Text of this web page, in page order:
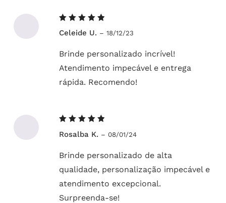
5de 5
Celeide U. – 18/12/23
Brinde personalizado incrível!
Atendimento impecável e entrega
rápida. Recomendo!
5de 5
Rosalba K. – 08/01/24
Brinde personalizado de alta
qualidade, personalização impecável e
atendimento excepcional.
Surpreenda-se!